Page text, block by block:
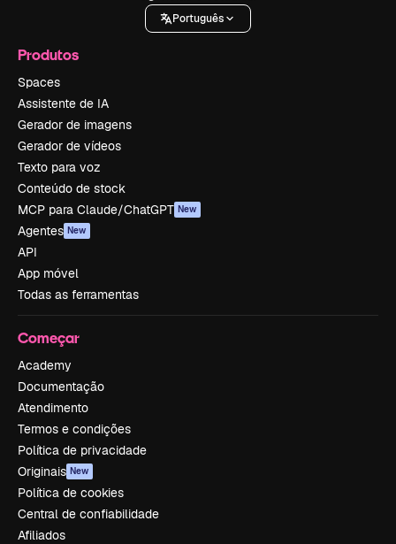
Português
Produtos
Spaces
Assistente de IA
Gerador de imagens
Gerador de vídeos
Texto para voz
Conteúdo de stock
MCP para Claude/ChatGPT New
Agentes New
API
App móvel
Todas as ferramentas
Começar
Academy
Documentação
Atendimento
Termos e condições
Política de privacidade
Originais New
Política de cookies
Central de confiabilidade
Afiliados